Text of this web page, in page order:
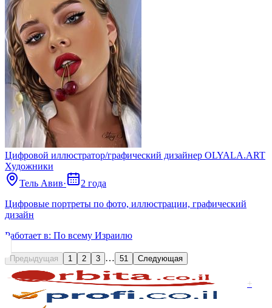
Цифровой иллюстратор/графический дизайнер OLYALA.ART
Художники
Тель Авив·
2 года
Цифровые портреты по фото, иллюстрации, графический
дизайн
Работает в: По всему Израилю
Предыдущая 1 2 3 … 51 Следующая
+